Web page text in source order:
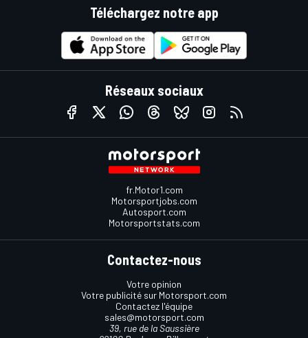
Téléchargez notre app
Réseaux sociaux
fr.Motor1.com
Motorsportjobs.com
Autosport.com
Motorsportstats.com
Contactez-nous
Votre opinion
Votre publicité sur Motorsport.com
Contactez l'équipe
sales@motorsport.com
39, rue de la Saussière